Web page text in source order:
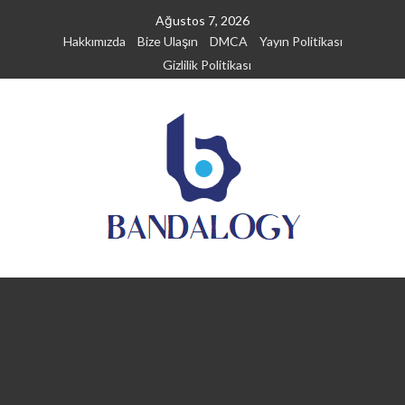
Ağustos 7, 2026
Hakkımızda
Bize Ulaşın DMCA
Yayın Politikası
Gizlilik Politikası